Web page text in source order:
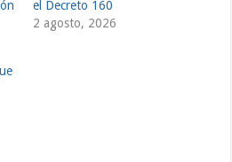
el Decreto 160
2 agosto, 2026